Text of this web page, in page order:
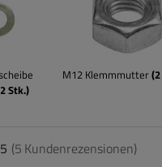
2Stk.)
M12 Klemmmutter (2
(5 Kundenrezensionen)